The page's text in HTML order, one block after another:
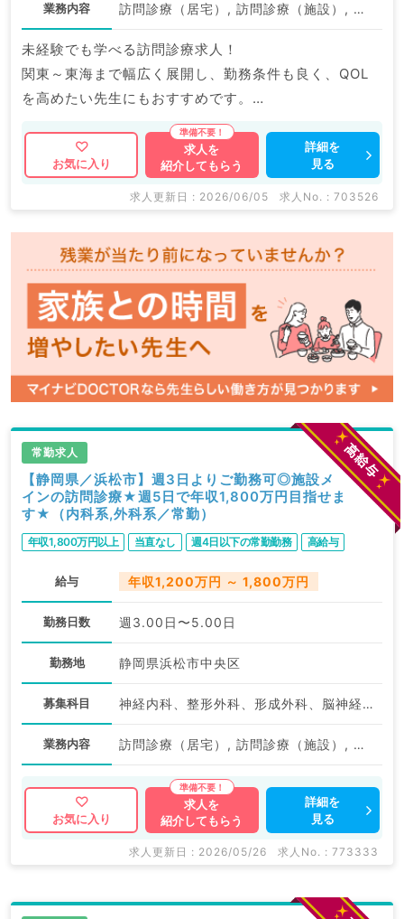
業務内容 訪問診療（居宅）, 訪問診療（施設）, その他
未経験でも学べる訪問診療求人！
関東～東海まで幅広く展開し、勤務条件も良く、QOL
を高めたい先生にもおすすめです。
横浜にて新規OPENも控えており、役職採用なども検討
状況に合わせ、条件提示をいただけますので、ぜひご検
マイナビDOCTORでは病院やクリニックなどの医療機
関求人はもちろんのこと、
掲載情報以外にも産業医等の企業系求人も多数扱ってい
ます。
求人内容の詳細等はお気軽にお問合せ下さい。
お気に入り
求人を
紹介してもらう
詳細を
見る
求人更新日 : 2026/06/05 求人No. : 703526
常勤求人
【静岡県／浜松市】週3日よりご勤務可◎施設メ
インの訪問診療★週5日で年収1,800万円目指せま
す★（内科系,外科系／常勤）
年収1,800万円以上 当直なし 週4日以下の常勤勤務 高給与
給与 年収1,200万円 ～ 1,800万円
勤務日数 週3.00日〜5.00日
勤務地 静岡県浜松市中央区
募集科目 神経内科、整形外科、形成外科、脳神経外科、呼吸器外科、心臓血管外科、泌尿器科、一般内科、循環器内科、呼吸器内科、消化器内科、内分泌・代謝内科、腎臓内科、老年内科、血液内科、外科系全般、一般外科、消化器外科、乳腺外科、膠原病科、大腸・肛門外科
業務内容 訪問診療（居宅）, 訪問診療（施設）, その他, 訪問診療（施設）, 訪問診療（居宅）
お気に入り
求人を
紹介してもらう
詳細を
見る
求人更新日 : 2026/05/26 求人No. : 773333